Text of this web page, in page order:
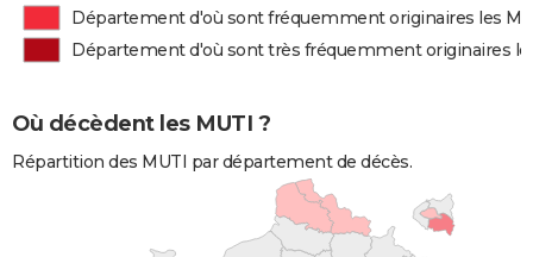
Département d'où sont fréquemment originaires les
Département d'où sont très fréquemment originaires
Où décèdent les MUTI ?
Répartition des MUTI par département de décès.